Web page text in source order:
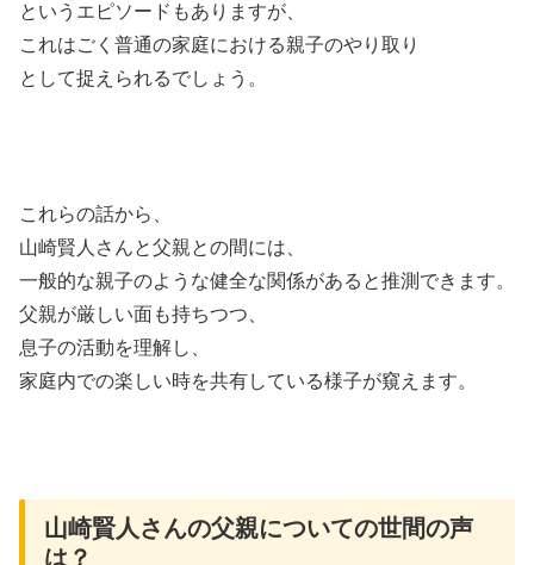
というエピソードもありますが、
これはごく普通の家庭における親子のやり取り
として捉えられるでしょう。
これらの話から、
山崎賢人さんと父親との間には、
一般的な親子のような健全な関係があると推測できます。
父親が厳しい面も持ちつつ、
息子の活動を理解し、
家庭内での楽しい時を共有している様子が窺えます。
山崎賢人さんの父親についての世間の声
は？